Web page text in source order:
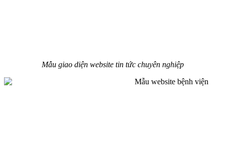
Mẫu giao diện website tin tức chuyên nghiệp